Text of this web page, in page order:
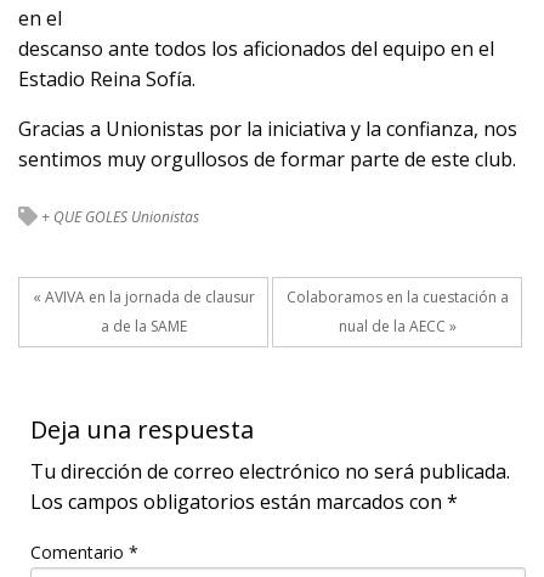
en el
descanso ante todos los aficionados del equipo en el
Estadio Reina Sofía.
Gracias a Unionistas por la iniciativa y la confianza, nos
sentimos muy orgullosos de formar parte de este club.
+ QUE GOLES Unionistas
« AVIVA en la jornada de clausur
a de la SAME
Colaboramos en la cuestación a
nual de la AECC »
Deja una respuesta
Tu dirección de correo electrónico no será publicada.
Los campos obligatorios están marcados con *
Comentario *